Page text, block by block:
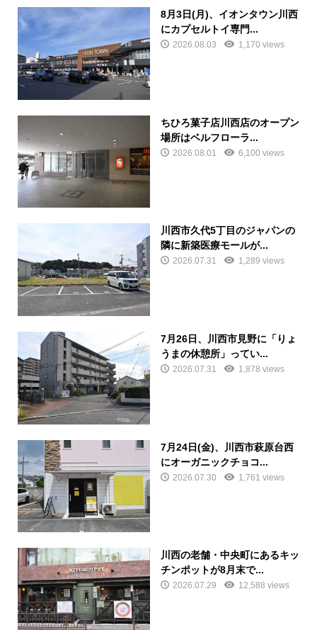
8月3日(月)、イオンタウン川西
にカプセルトイ専門...
2026.08.03 1,170 views
ちひろ菓子店川西店のオープン
場所はベルフローラ...
2026.08.01 6,100 views
川西市久代5丁目のジャパンの
隣に新築医療モールが...
2026.07.31 1,289 views
7月26日、川西市見野に「りょ
うまの休憩所」ってい...
2026.07.31 1,878 views
7月24日(金)、川西市萩原台西
にオーガニックチョコ...
2026.07.30 1,761 views
川西の老舗・中央町にあるキッ
チンポットが8月末で...
2026.07.29 12,588 views